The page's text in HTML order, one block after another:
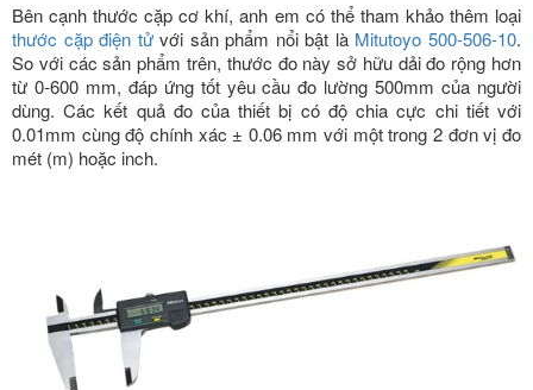
Bên cạnh thước cặp cơ khí, anh em có thể tham khảo thêm loại
thước cặp điện tửvới sản phẩm nổi bật là Mitutoyo 500-506-10.
So với các sản phẩm trên, thước đo này sở hữu dải đo rộng hơn
từ 0-600 mm, đáp ứng tốt yêu cầu đo lường 500mm của người
dùng. Các kết quả đo của thiết bị có độ chia cực chi tiết với
0.01mm cùng độ chính xác ± 0.06 mm với một trong 2 đơn vị đo
mét (m) hoặc inch.